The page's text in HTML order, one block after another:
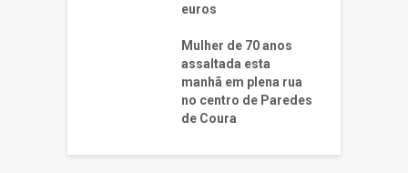
euros
Mulher de 70 anos
assaltada esta
manhã em plena rua
no centro de Paredes
de Coura